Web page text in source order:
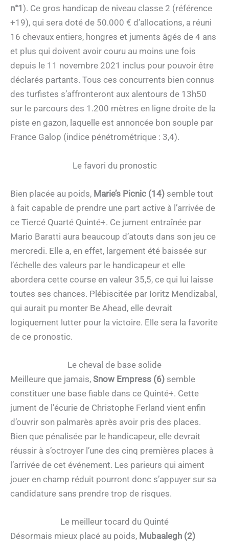
n°1). Ce gros handicap de niveau classe 2 (référence
+19), qui sera doté de 50.000 € d’allocations, a réuni
16 chevaux entiers, hongres et juments âgés de 4 ans
et plus qui doivent avoir couru au moins une fois
depuis le 11 novembre 2021 inclus pour pouvoir être
déclarés partants. Tous ces concurrents bien connus
des turfistes s’affronteront aux alentours de 13h50
sur le parcours des 1.200 mètres en ligne droite de la
piste en gazon, laquelle est annoncée bon souple par
France Galop (indice pénétrométrique : 3,4).
Le favori du pronostic
Bien placée au poids, Marie’s Picnic (14) semble tout
à fait capable de prendre une part active à l’arrivée de
ce Tiercé Quarté Quinté+. Ce jument entraînée par
Mario Baratti aura beaucoup d’atouts dans son jeu ce
mercredi. Elle a, en effet, largement été baissée sur
l’échelle des valeurs par le handicapeur et elle
abordera cette course en valeur 35,5, ce qui lui laisse
toutes ses chances. Plébiscitée par Ioritz Mendizabal,
qui aurait pu monter Be Ahead, elle devrait
logiquement lutter pour la victoire. Elle sera la favorite
de ce pronostic.
Le cheval de base solide
Meilleure que jamais, Snow Empress (6) semble
constituer une base fiable dans ce Quinté+. Cette
jument de l’écurie de Christophe Ferland vient enfin
d’ouvrir son palmarès après avoir pris des places.
Bien que pénalisée par le handicapeur, elle devrait
réussir à s’octroyer l’une des cinq premières places à
l’arrivée de cet événement. Les parieurs qui aiment
jouer en champ réduit pourront donc s’appuyer sur sa
candidature sans prendre trop de risques.
Le meilleur tocard du Quinté
Désormais mieux placé au poids, Mubaalegh (2)